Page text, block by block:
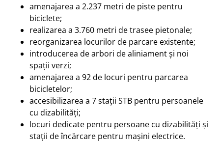
amenajarea a 2.237 metri de piste pentru
biciclete;
realizarea a 3.760 metri de trasee pietonale;
reorganizarea locurilor de parcare existente;
introducerea de arbori de aliniament și noi
spații verzi;
amenajarea a 92 de locuri pentru parcarea
bicicletelor;
accesibilizarea a 7 stații STB pentru persoanele
cu dizabilități;
locuri dedicate pentru persoane cu dizabilități și
stații de încărcare pentru mașini electrice.